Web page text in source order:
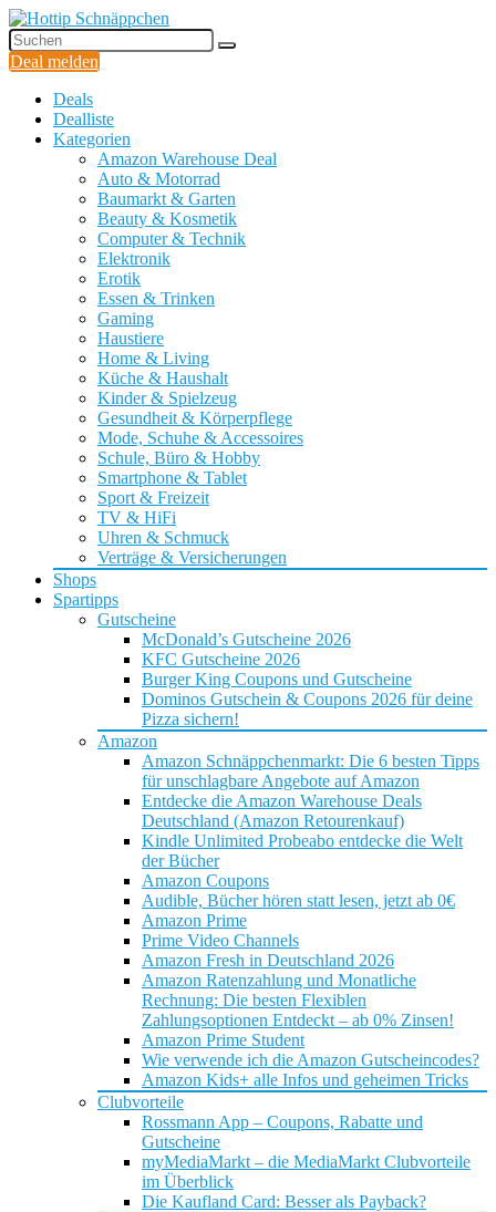
Deal melden
Deals
Dealliste
Kategorien
Amazon Warehouse Deal
Auto & Motorrad
Baumarkt & Garten
Beauty & Kosmetik
Computer & Technik
Elektronik
Erotik
Essen & Trinken
Gaming
Haustiere
Home & Living
Küche & Haushalt
Kinder & Spielzeug
Gesundheit & Körperpflege
Mode, Schuhe & Accessoires
Schule, Büro & Hobby
Smartphone & Tablet
Sport & Freizeit
TV & HiFi
Uhren & Schmuck
Verträge & Versicherungen
Shops
Spartipps
Gutscheine
McDonald’s Gutscheine 2026
KFC Gutscheine 2026
Burger King Coupons und Gutscheine
Dominos Gutschein & Coupons 2026 für deine
Pizza sichern!
Amazon
Amazon Schnäppchenmarkt: Die 6 besten Tipps
für unschlagbare Angebote auf Amazon
Entdecke die Amazon Warehouse Deals
Deutschland (Amazon Retourenkauf)
Kindle Unlimited Probeabo entdecke die Welt
der Bücher
Amazon Coupons
Audible, Bücher hören statt lesen, jetzt ab 0€
Amazon Prime
Prime Video Channels
Amazon Fresh in Deutschland 2026
Amazon Ratenzahlung und Monatliche
Rechnung: Die besten Flexiblen
Zahlungsoptionen Entdeckt – ab 0% Zinsen!
Amazon Prime Student
Wie verwende ich die Amazon Gutscheincodes?
Amazon Kids+ alle Infos und geheimen Tricks
Clubvorteile
Rossmann App – Coupons, Rabatte und
Gutscheine
myMediaMarkt – die MediaMarkt Clubvorteile
im Überblick
Die Kaufland Card: Besser als Payback?